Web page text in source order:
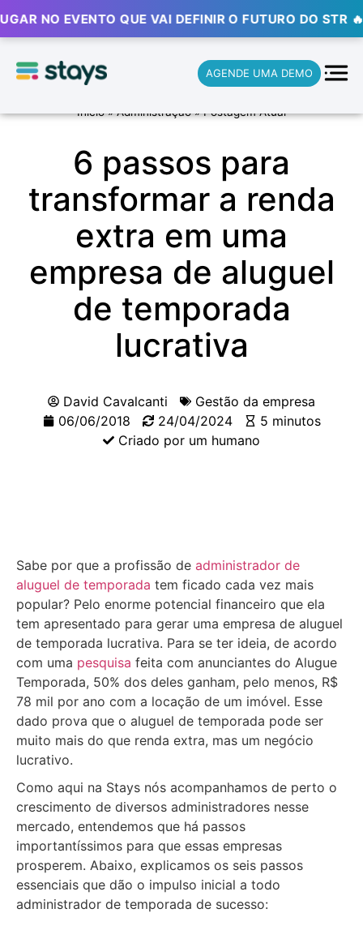
QUE VAI DEFINIR O FUTURO DO STR 🔥
AGENDE UMA DEMO
Início»Administração»Postagem Atual
6 passos para
transformar a renda
extra em uma
empresa de aluguel
de temporada
lucrativa
David Cavalcanti
Gestão da empresa
06/06/2018
24/04/2024
5 minutos
Criado por um humano
Sabe por que a profissão de administrador de
aluguel de temporada tem ficado cada vez mais
popular? Pelo enorme potencial financeiro que ela
tem apresentado para gerar uma empresa de aluguel
de temporada lucrativa. Para se ter ideia, de acordo
com uma pesquisa feita com anunciantes do Alugue
Temporada, 50% dos deles ganham, pelo menos, R$
78 mil por ano com a locação de um imóvel. Esse
dado prova que o aluguel de temporada pode ser
muito mais do que renda extra, mas um negócio
lucrativo.
Como aqui na Stays nós acompanhamos de perto o
crescimento de diversos administradores nesse
mercado, entendemos que há passos
importantíssimos para que essas empresas
prosperem. Abaixo, explicamos os seis passos
essenciais que dão o impulso inicial a todo
administrador de temporada de sucesso: